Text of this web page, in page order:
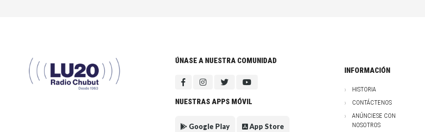
ÚNASE A NUESTRA COMUNIDAD
NUESTRAS APPS MÓVIL
Google Play App Store
INFORMACIÓN
HISTORIA
CONTÁCTENOS
ANÚNCIESE CON
NOSOTROS